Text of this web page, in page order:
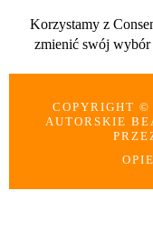
Korzystamy z
zmienić swój
COPYRIGHT
AUTORSKIE